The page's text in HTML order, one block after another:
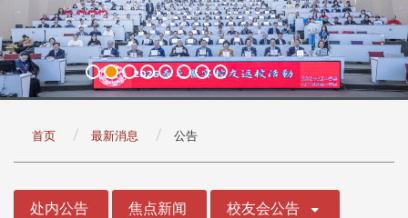
首页 最新消息 公告
处内公告 焦点新闻 校友会公告